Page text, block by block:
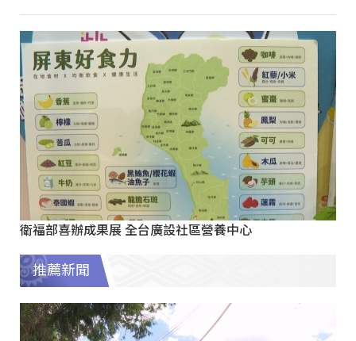
衛福部喜辦成果展 全台廣設社區營養中心
推薦新聞